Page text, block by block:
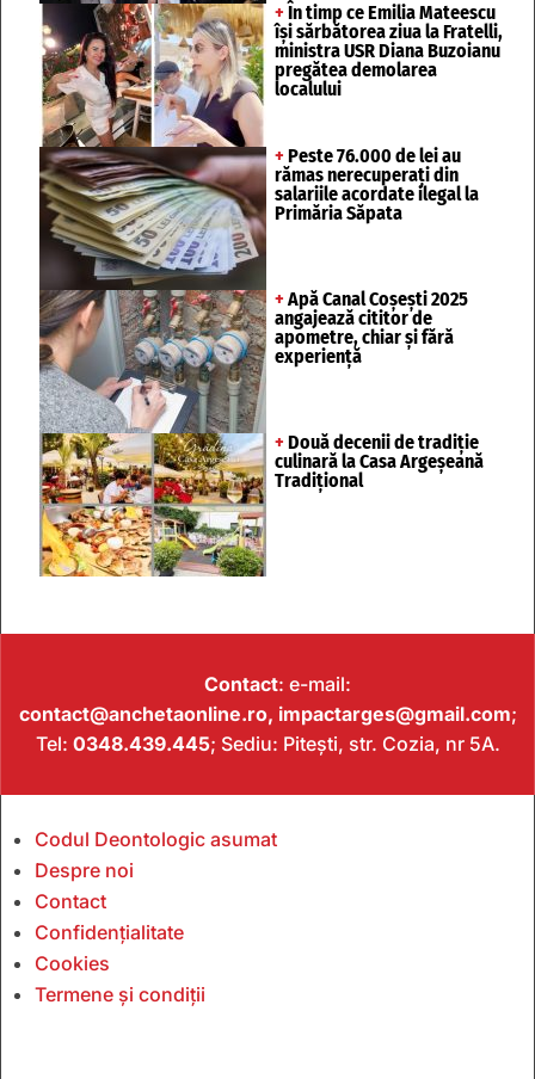
+ În timp ce Emilia Mateescu
își sărbătorea ziua la Fratelli,
ministra USR Diana Buzoianu
pregătea demolarea
localului
+ Peste 76.000 de lei au
rămas nerecuperați din
salariile acordate ilegal la
Primăria Săpata
+ Apă Canal Coșești 2025
angajează cititor de
apometre, chiar și fără
experiență
+ Două decenii de tradiție
culinară la Casa Argeșeană
Tradițional
Contact: e-mail:
contact@anchetaonline.ro, impactarges@gmail.com;
Tel: 0348.439.445; Sediu: Pitești, str. Cozia, nr 5A.
Codul Deontologic asumat
Despre noi
Contact
Confidențialitate
Cookies
Termene și condiții